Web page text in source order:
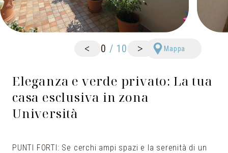
< 0 / 10 > Mappa
Eleganza e verde privato: La tua
casa esclusiva in zona
Università
PUNTI FORTI: Se cerchi ampi spazi e la serenità di un